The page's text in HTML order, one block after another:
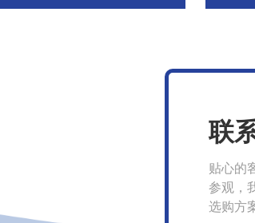
联
贴心的
参观，
选购方